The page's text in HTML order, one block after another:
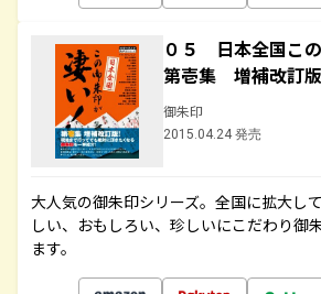
０５ 日本全国こ
第壱集 増補改訂版
御朱印
2015.04.24 発売
大人気の御朱印シリーズ。全国に拡大し
しい、おもしろい、珍しいにこだわり御
ます。